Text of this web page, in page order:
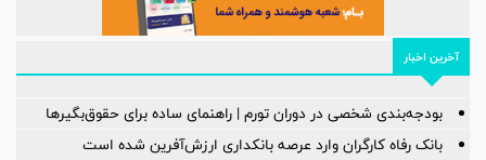
آخرین اخبار
بودجه‌بندی شخصی در دوران تورم | راهنمای ساده برای حقوق‌بگیرها
بانک رفاه کارگران وارد عرصه بانکداری ارزش‌آفرین شده است